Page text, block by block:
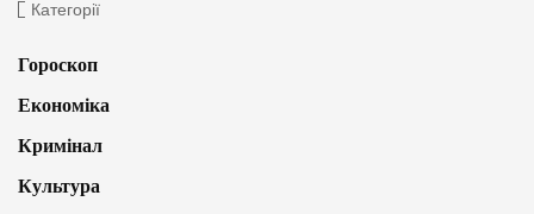
Категорії
Гороскоп
Економіка
Кримінал
Культура